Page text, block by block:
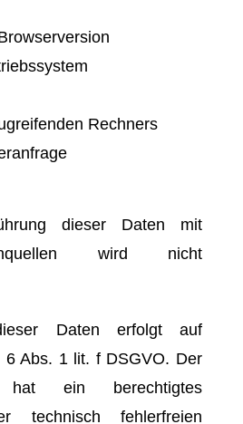
Rechners
dieser Daten mit
wird nicht
Daten erfolgt auf
6 Abs. 1 lit. f DSGVO. Der
hat ein berechtigtes
technisch fehlerfreien